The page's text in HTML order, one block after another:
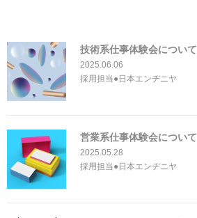
技術系仕事体験会について
2025.06.06
採用担当●日本エンヂニヤ
営業系仕事体験会について
2025.05.28
採用担当●日本エンヂニヤ